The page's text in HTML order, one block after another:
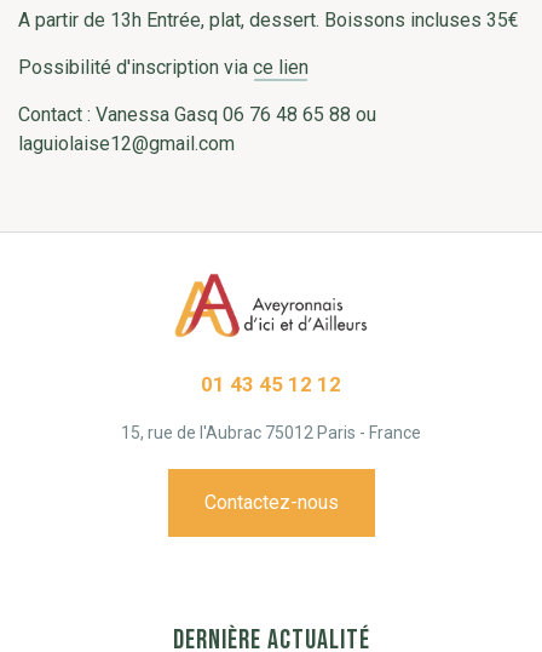
A partir de 13h Entrée, plat, dessert. Boissons incluses 35€
Possibilité d'inscription via ce lien
Contact : Vanessa Gasq 06 76 48 65 88 ou
laguiolaise12@gmail.com
01 43 45 12 12
15, rue de l'Aubrac 75012 Paris - France
Contactez-nous
DERNIÈRE ACTUALITÉ